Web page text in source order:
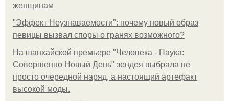
женщинам
"Эффект Неузнаваемости": почему новый образ
певицы вызвал споры о гранях возможного?
На шанхайской премьере "Человека - Паука:
Совершенно Новый День" зендея выбрала не
просто очередной наряд, а настоящий артефакт
высокой моды.